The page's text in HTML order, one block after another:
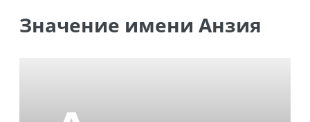
Значение имени Анзия